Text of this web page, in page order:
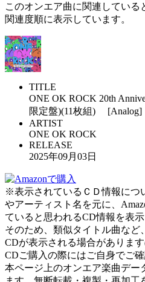
このオンエア曲に関連している
関連度順に表示しています。
TITLE
ONE OK ROCK 20th
限定盤)(11枚組) [Analog]
ARTIST
ONE OK ROCK
RELEASE
2025年09月03日
※表示されているＣＤ情報につ
やアーティスト名を元に、
ていると思われるCD情報を表示
そのため、類似タイトル曲など
CDが表示される場合がありま
CDご購入の際にはご自身でご
本ページ上のオンエア楽曲デー